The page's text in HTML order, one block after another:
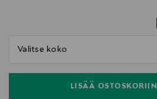
LISÄÄ OSTOSKORIIN